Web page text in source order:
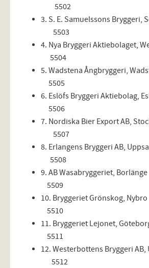
5502
3. S. E. Samuelssons
5503
4. Nya Bryggeri
5504
5. Wadstena
5505
6. Eslöfs Bryggeri
5506
7. Nordiska Bier Export
5507
8. Erlangens Bryggeri
5508
9. AB
5509
10. Bryggeriet
5510
11. Bryggeriet
5511
12. Westerbottens
5512